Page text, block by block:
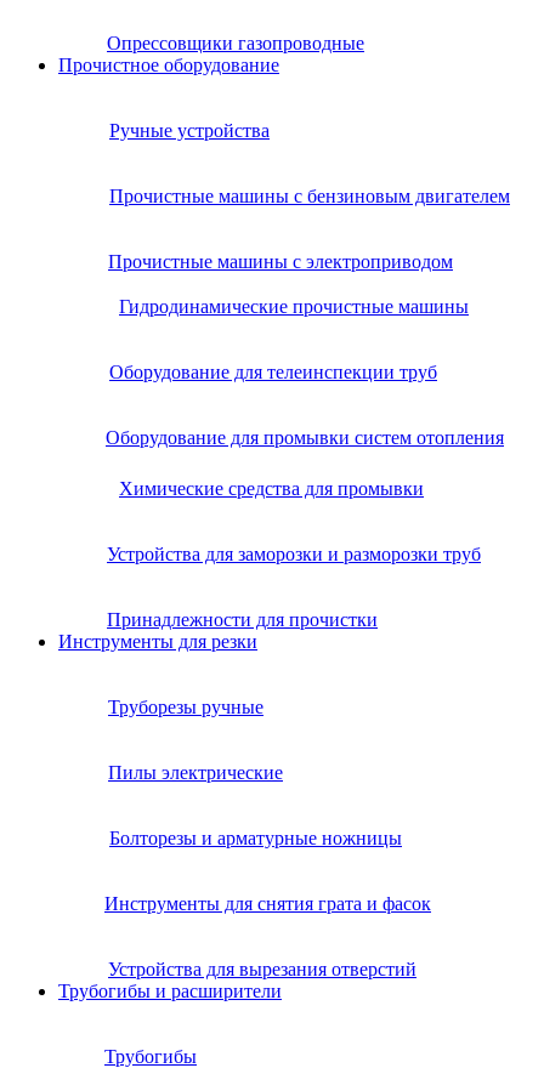
Опрессовщики газопроводные
Прочистное оборудование
Ручные устройства
Прочистные машины с бензиновым двигателем
Прочистные машины с электроприводом
Гидродинамические прочистные машины
Оборудование для телеинспекции труб
Оборудование для промывки систем отопления
Химические средства для промывки
Устройства для заморозки и разморозки труб
Принадлежности для прочистки
Инструменты для резки
Труборезы ручные
Пилы электрические
Болторезы и арматурные ножницы
Инструменты для снятия грата и фасок
Устройства для вырезания отверстий
Трубогибы и расширители
Трубогибы